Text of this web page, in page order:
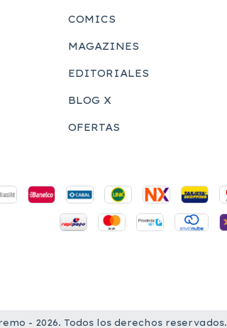
COMICS
MAGAZINES
EDITORIALES
BLOG X
OFERTAS
- 2026. Todos los derechos reservados.